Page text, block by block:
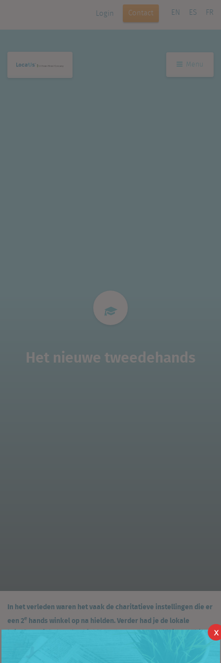
Login Contact EN ES FR
Menu
Het nieuwe tweedehands
In het verleden waren het vaak de charitatieve instellingen die er
een 2e hands winkel op na hielden. Verder had je de lokale
kringloopwinkel en dan hield het, naast een paar kleine zaakjes, X